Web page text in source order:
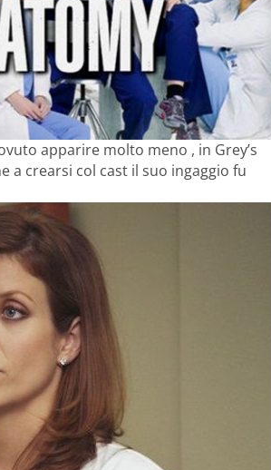
apparire molto meno , in Grey’s
a crearsi col cast il suo ingaggio fu